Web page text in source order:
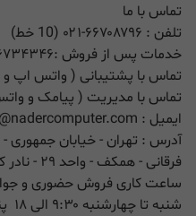
تماس با ما
تلفن : ۰۲۱-۶۶۷۰۸۷۹۶ (10 خط)
خدمات پس از فروش :
تماس با پشتیبانی ( واتس اپ
تماس با مدیریت ( پیامک و
ایمیل :
آدرس : تهران - خیابان جمهوری
فرقانی - همکف - واحد ۲۹ - نادر کامپیوتر
ساعت کاری فروش حضوری و
شنبه تا چهارشنبه ۹:۳۰ الی ۱۸ پنچشنبه ۹:۳۰ الی ۱۳:۳۰